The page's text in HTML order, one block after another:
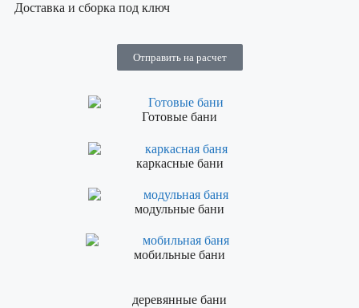
Доставка и сборка под ключ
Отправить на расчет
Готовые бани
каркасные бани
модульные бани
мобильные бани
деревянные бани